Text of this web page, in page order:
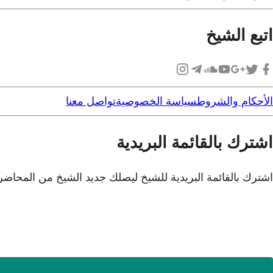
اتبع الشيخ
الأحكام والشروطسياسة الخصوصيةتواصل معنا
اشترك بالقائمة البريدية
اشترك بالقائمة البريدية للشيخ ليصلك جديد الشيخ من